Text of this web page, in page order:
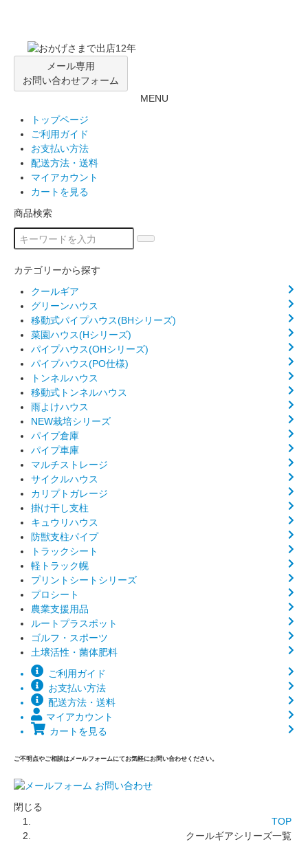
メール専用
お問い合わせフォーム
MENU
トップページ
ご利用ガイド
お支払い方法
配送方法・送料
マイアカウント
カートを見る
商品検索
カテゴリーから探す
クールギア
グリーンハウス
移動式パイプハウス(BHシリーズ)
菜園ハウス(Hシリーズ)
パイプハウス(OHシリーズ)
パイプハウス(PO仕様)
トンネルハウス
移動式トンネルハウス
雨よけハウス
NEW栽培シリーズ
パイプ倉庫
パイプ車庫
マルチストレージ
サイクルハウス
カリプトガレージ
掛け干し支柱
キュウリハウス
防獣支柱パイプ
トラックシート
軽トラック幌
プリントシートシリーズ
プロシート
農業支援用品
ルートプラスポット
ゴルフ・スポーツ
土壌活性・菌体肥料
ご利用ガイド
お支払い方法
配送方法・送料
マイアカウント
カートを見る
ご不明点やご相談はメールフォームにてお気軽にお問い合わせください。
閉じる
TOP
クールギアシリーズ一覧